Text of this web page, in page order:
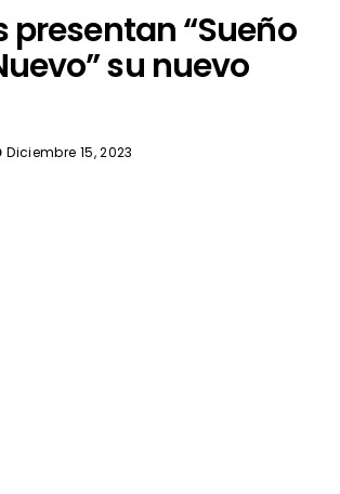
presentan “Sueño
su nuevo
Diciembre 15, 2023